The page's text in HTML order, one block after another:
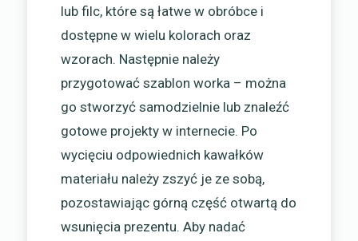
lub filc, które są łatwe w obróbce i
dostępne w wielu kolorach oraz
wzorach. Następnie należy
przygotować szablon worka – można
go stworzyć samodzielnie lub znaleźć
gotowe projekty w internecie. Po
wycięciu odpowiednich kawałków
materiału należy zszyć je ze sobą,
pozostawiając górną część otwartą do
wsunięcia prezentu. Aby nadać